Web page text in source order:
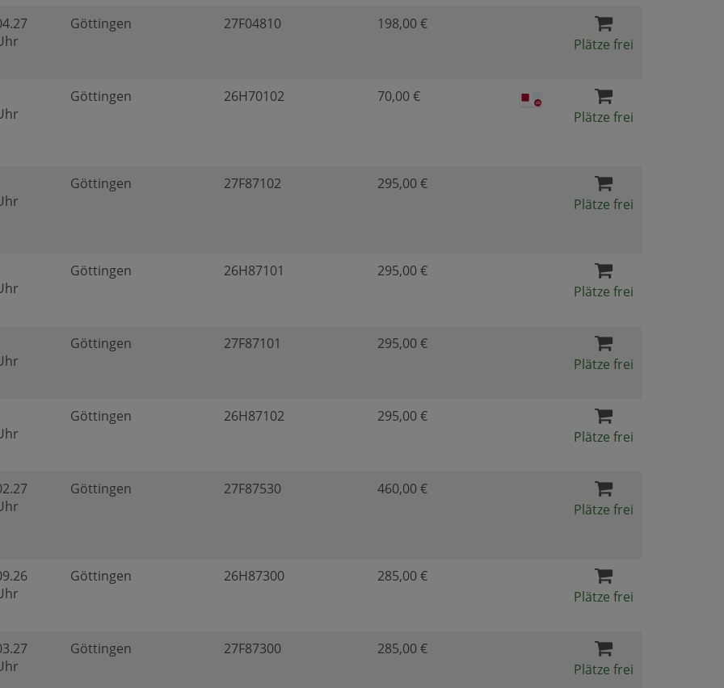
Göttingen 27F04810
198,00 €
Plätze frei
Göttingen 26H70102
70,00 €
Plätze frei
Göttingen 27F87102
295,00 €
Plätze frei
Göttingen 26H87101
295,00 €
Plätze frei
Göttingen 27F87101
295,00 €
Plätze frei
Göttingen 26H87102
295,00 €
Plätze frei
Göttingen 27F87530
460,00 €
Plätze frei
Göttingen 26H87300
285,00 €
Plätze frei
Göttingen 27F87300
285,00 €
Plätze frei